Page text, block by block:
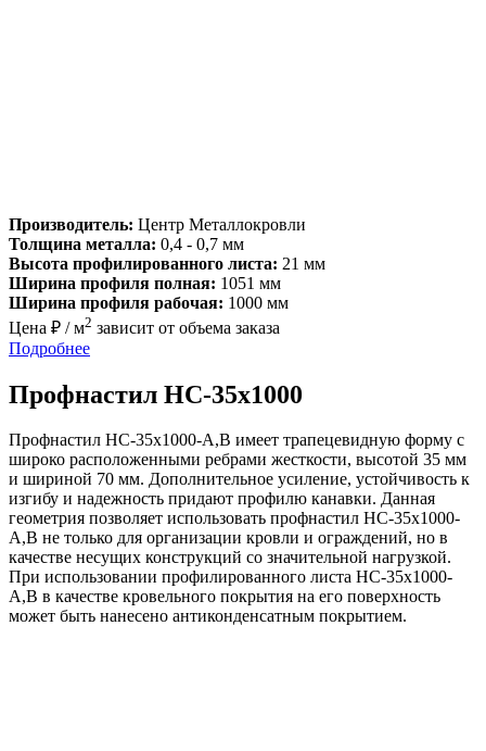
Производитель: Центр Металлокровли
Толщина металла: 0,4 - 0,7 мм
Высота профилированного листа: 21 мм
Ширина профиля полная: 1051 мм
Ширина профиля рабочая: 1000 мм
Цена ₽ / м2 зависит от объема заказа
Подробнее
Профнастил НС-35х1000
Профнастил НС-35x1000-A,B имеет трапецевидную форму с
широко расположенными ребрами жесткости, высотой 35 мм
и шириной 70 мм. Дополнительное усиление, устойчивость к
изгибу и надежность придают профилю канавки. Данная
геометрия позволяет использовать профнастил НС-35x1000-
A,B не только для организации кровли и ограждений, но в
качестве несущих конструкций со значительной нагрузкой.
При использовании профилированного листа НС-35x1000-
A,B в качестве кровельного покрытия на его поверхность
может быть нанесено антиконденсатным покрытием.